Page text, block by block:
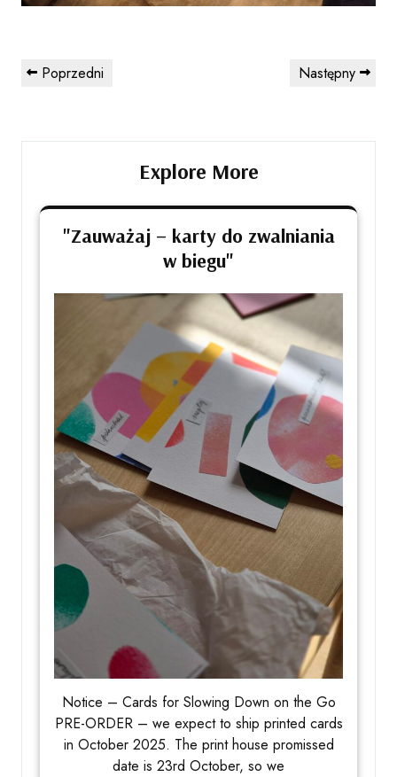
Nawigacja
wpisu
Previous
Poprzedni
Next
Następny
Explore More
"Zauważaj – karty do zwalniania
w biegu"
Notice – Cards for Slowing Down on the Go
PRE-ORDER – we expect to ship printed cards
in October 2025. The print house promissed
date is 23rd October, so we